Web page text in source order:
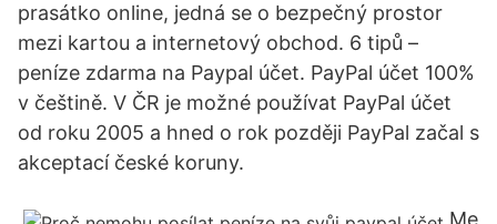
prasátko online, jedná se o bezpečný prostor
mezi kartou a internetový obchod. 6 tipů –
peníze zdarma na Paypal účet. PayPal účet 100%
v češtině. V ČR je možné používat PayPal účet
od roku 2005 a hned o rok později PayPal začal s
akceptací české koruny.
Me